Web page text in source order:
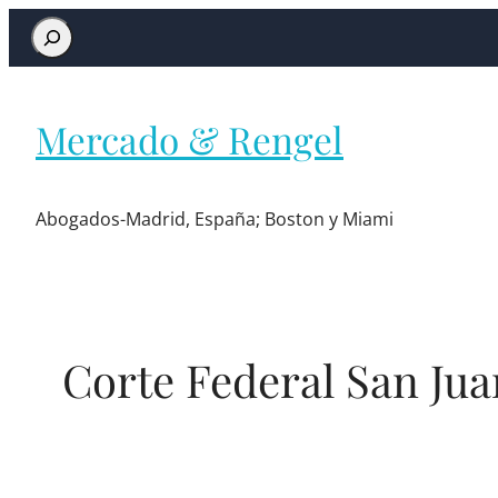
Mercado & Rengel
Abogados-Madrid, España; Boston y Miami
Corte Federal San